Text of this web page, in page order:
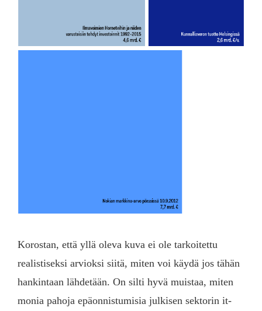
Korostan, että yllä oleva kuva ei ole tarkoitettu
realistiseksi arvioksi siitä, miten voi käydä jos tähän
hankintaan lähdetään. On silti hyvä muistaa, miten
monia pahoja epäonnistumisia julkisen sektorin it-